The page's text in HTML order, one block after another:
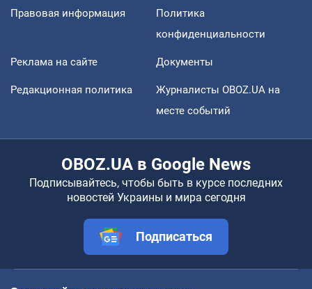
Правовая информация
Политика
конфиденциальности
Реклама на сайте Документы
Редакционная политика
Журналисты OBOZ.UA на
месте событий
OBOZ.UA в Google News
Подписывайтесь, чтобы быть в курсе последних
новостей Украины и мира сегодня
Подписаться